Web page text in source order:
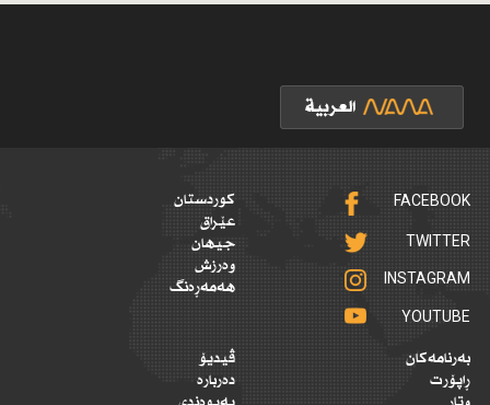
FACEBOOK
TWITTER
INSTAGRAM
YOUTUBE
کوردستان
عێراق
جیهان
وەرزش
هەمەڕەنگ
بەرنامەکان
ڕاپۆرت
ڤیدیۆ
دەربارە